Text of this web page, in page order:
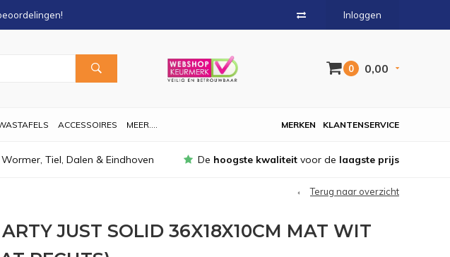
Inloggen
0 0,00
ACCESSOIRES MEER.... KLANTENSERVICE
MERKEN
Tiel, Dalen & Eindhoven De hoogste kwaliteit voor de laagste prijs
Terug naar overzicht
JUST SOLID 36X18X10CM MAT WIT